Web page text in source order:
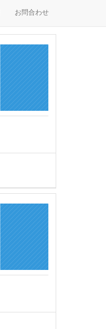
お問合わせ